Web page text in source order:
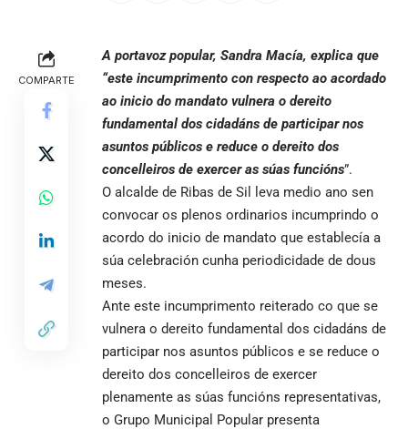
COMPARTE
A portavoz popular, Sandra Macía, explica que
“este incumprimento con respecto ao acordado
ao inicio do mandato vulnera o dereito
fundamental dos cidadáns de participar nos
asuntos públicos e reduce o dereito dos
concelleiros de exercer as súas funcións”.
O alcalde de Ribas de Sil leva medio ano sen
convocar os plenos ordinarios incumprindo o
acordo do inicio de mandato que establecía a
súa celebración cunha periodicidade de dous
meses.
Ante este incumprimento reiterado co que se
vulnera o dereito fundamental dos cidadáns de
participar nos asuntos públicos e se reduce o
dereito dos concelleiros de exercer
plenamente as súas funcións representativas,
o Grupo Municipal Popular presenta